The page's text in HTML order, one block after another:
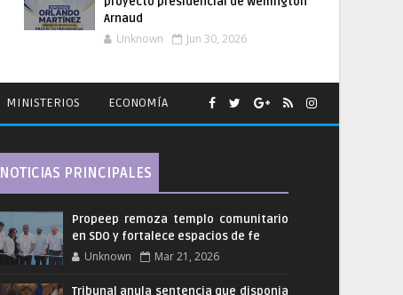
Arnaud
Unknown Jun 30, 2026
MINISTERIOS ECONOMÍA
NOTICIAS PRINCIPALES
Propeep remoza templo comunitario
en SDO y fortalece espacios de fe
Unknown Mar 21, 2026
Tribunal anula sentencia que disponia